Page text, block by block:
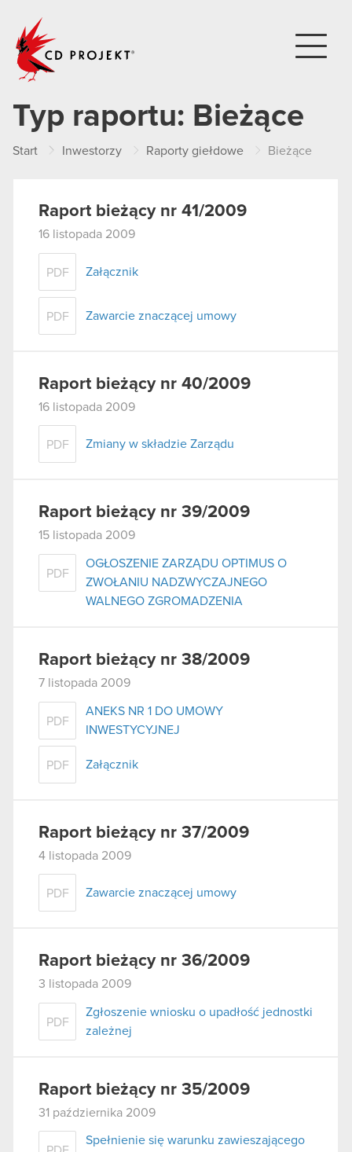
Typ raportu: Bieżące
Start Inwestorzy Raporty giełdowe Bieżące
Raport bieżący nr 41/2009
16 listopada 2009
PDF Załącznik
PDF Zawarcie znaczącej umowy
Raport bieżący nr 40/2009
16 listopada 2009
PDF Zmiany w składzie Zarządu
Raport bieżący nr 39/2009
15 listopada 2009
PDF
OGŁOSZENIE ZARZĄDU OPTIMUS O
ZWOŁANIU NADZWYCZAJNEGO
WALNEGO ZGROMADZENIA
Raport bieżący nr 38/2009
7 listopada 2009
PDF
ANEKS NR 1 DO UMOWY
INWESTYCYJNEJ
PDF Załącznik
Raport bieżący nr 37/2009
4 listopada 2009
PDF Zawarcie znaczącej umowy
Raport bieżący nr 36/2009
3 listopada 2009
PDF
Zgłoszenie wniosku o upadłość jednostki
zależnej
Raport bieżący nr 35/2009
31 października 2009
Spełnienie się warunku zawieszającego